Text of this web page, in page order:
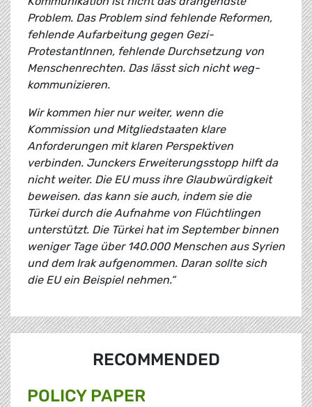
Problem. Das Problem sind fehlende Reformen,
fehlende Aufarbeitung gegen Gezi-
ProtestantInnen, fehlende Durchsetzung von
Menschenrechten. Das lässt sich nicht weg-
kommunizieren.
Wir kommen hier nur weiter, wenn die
Kommission und Mitgliedstaaten klare
Anforderungen mit klaren Perspektiven
verbinden. Junckers Erweiterungsstopp hilft da
nicht weiter. Die EU muss ihre Glaubwürdigkeit
beweisen. das kann sie auch, indem sie die
Türkei durch die Aufnahme von Flüchtlingen
unterstützt. Die Türkei hat im September binnen
weniger Tage über 140.000 Menschen aus Syrien
und dem Irak aufgenommen. Daran sollte sich
die EU ein Beispiel nehmen.“
RECOMMENDED
POLICY PAPER